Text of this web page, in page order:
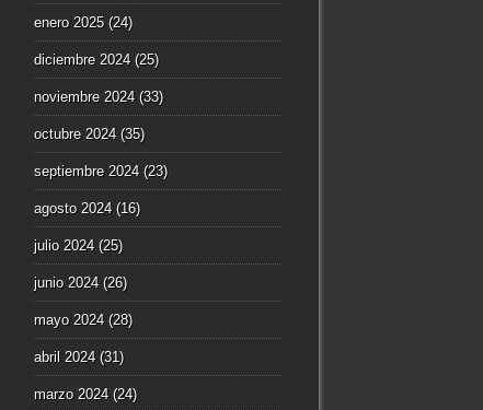
enero 2025(24)
diciembre 2024(25)
noviembre 2024(33)
octubre 2024(35)
septiembre 2024(23)
agosto 2024(16)
julio 2024(25)
junio 2024(26)
mayo 2024(28)
abril 2024(31)
marzo 2024(24)